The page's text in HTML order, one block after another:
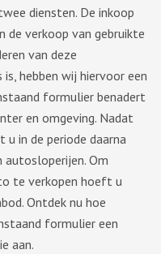
diensten. De inkoop
de verkoop van gebruikte
van deze
hebben wij hiervoor een
formulier benadert
en omgeving. Nadat
in de periode daarna
autosloperijen. Om
te verkopen hoeft u
Ontdek nu hoe
formulier een
aan.